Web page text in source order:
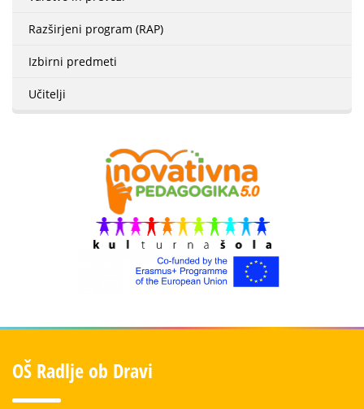
Razširjeni program (RAP)
Izbirni predmeti
Učitelji
OŠ Radlje ob Dravi